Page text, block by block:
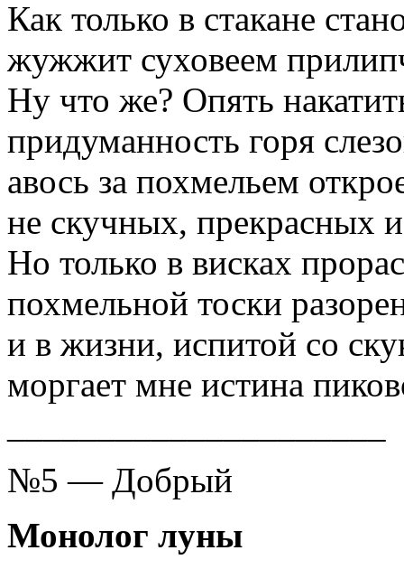
Как только в стакане
жужжит суховеем
Ну что же? Опять
придуманность горя
авось за похмельем
не скучных, прекрасных
Но только в висках
похмельной тоски
и в жизни, испитой со
моргает мне истина
№5 — Добрый
Монолог луны